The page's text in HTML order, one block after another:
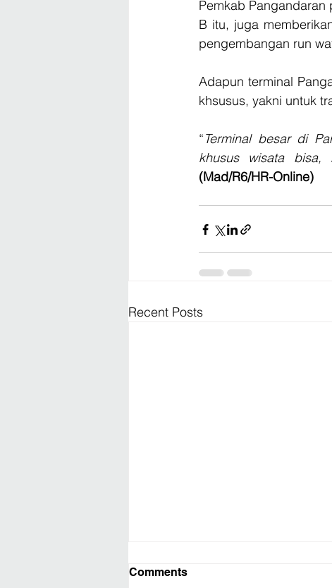
Pemkab
B itu, juga
pengembangan run
Adapun terminal
khsusus, yakni untuk
“Terminal besar di
khusus wisata bisa,
(Mad/R6/HR-Online)
Recent Posts
Comments